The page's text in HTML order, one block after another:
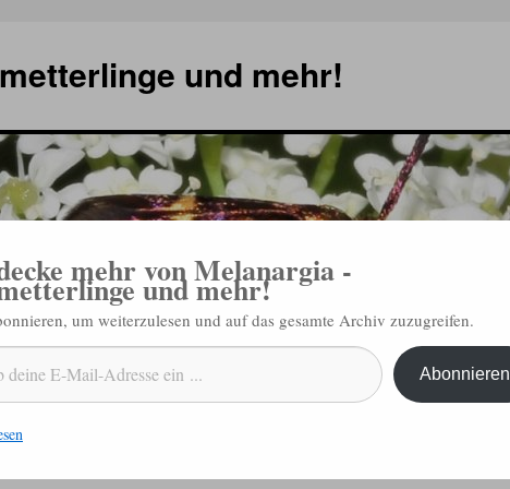
und mehr!
Termine Schmetterling des Jahres Verbreitungskarten ↗ Kontakt
mehr von Melanargia -
und mehr!
um weiterzulesen und auf das gesamte Archiv zuzugreifen.
Abonnieren